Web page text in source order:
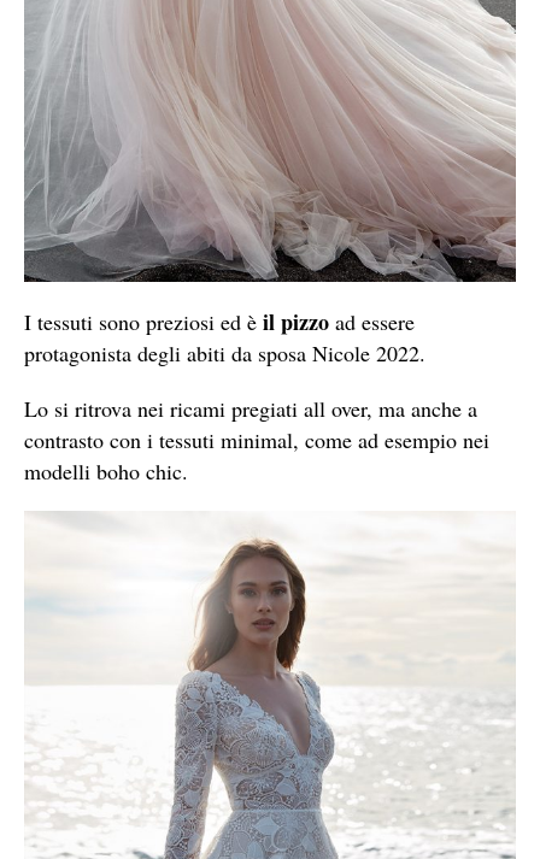
I tessuti sono preziosi ed è il pizzo ad essere
protagonista degli abiti da sposa Nicole 2022.
Lo si ritrova nei ricami pregiati all over, ma anche a
contrasto con i tessuti minimal, come ad esempio nei
modelli boho chic.